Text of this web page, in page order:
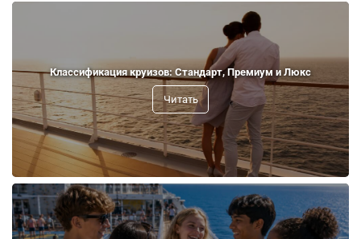
Классификация круизов: Стандарт, Премиум и Люкс
Читать